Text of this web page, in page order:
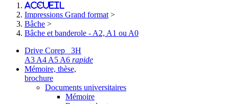
Accueil
>
Impressions Grand format >
Bâche >
Bâche et banderole - A2, A1 ou A0
Drive Corep 3H
A3 A4 A5 A6 rapide
Mémoire, thèse,
brochure
Documents universitaires
Mémoire